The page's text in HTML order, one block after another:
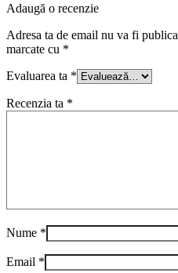
Adaugă o recenzie
Adresa ta de email nu va fi
marcate cu *
Evaluarea ta *
Recenzia ta *
Nume *
Email *